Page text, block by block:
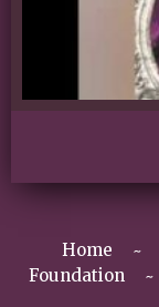
Home
Foundation